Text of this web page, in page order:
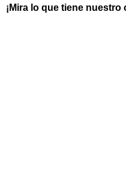
¡Mira lo que tiene nuestro